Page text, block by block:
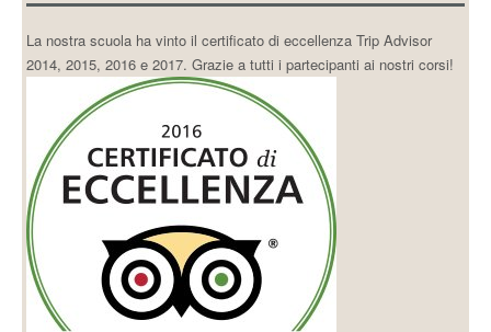
La nostra scuola ha vinto il certificato di eccellenza Trip Advisor
2014, 2015, 2016 e 2017. Grazie a tutti i partecipanti ai nostri corsi!